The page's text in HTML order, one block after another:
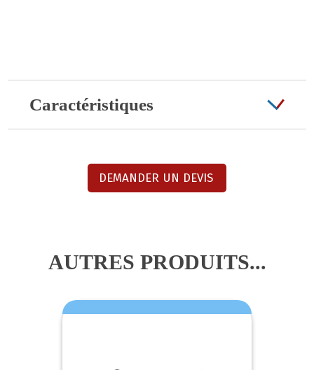
Caractéristiques
DEMANDER UN DEVIS
AUTRES PRODUITS...